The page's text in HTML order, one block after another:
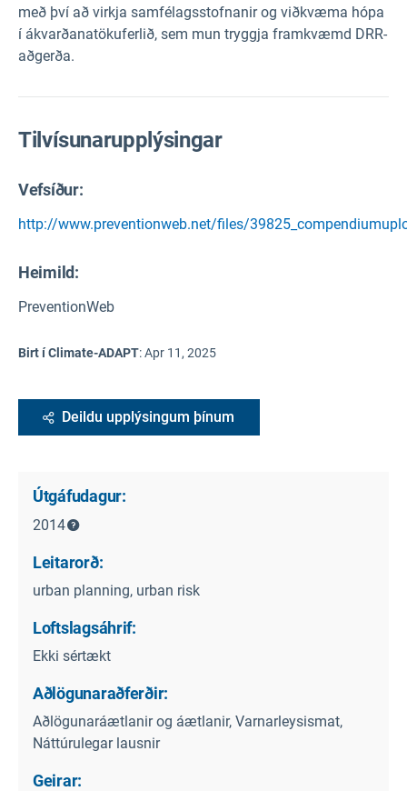
með því að virkja samfélagsstofnanir og viðkvæma hópa
í ákvarðanatökuferlið, sem mun tryggja framkvæmd DRR-
aðgerða.
Tilvísunarupplýsingar
Vefsíður:
http://www.preventionweb.net/files/
Heimild:
PreventionWeb
Birt í Climate-ADAPT:Apr 11, 2025
Deildu upplýsingum þínum
Útgáfudagur:
2014
Leitarorð:
urban planning, urban risk
Loftslagsáhrif:
Ekki sértækt
Aðlögunaraðferðir:
Aðlögunaráætlanir og áætlanir, Varnarleysismat,
Náttúrulegar lausnir
Geirar: